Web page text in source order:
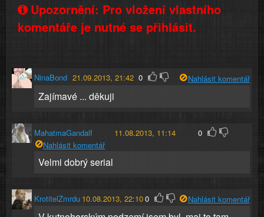
Upozornění: Pro vložení vlastního
komentáře je nutné se přihlásit.
NinaBond 21.09.2013, 21:42 0 Nahlásit komentář
Zajímavé ... děkuji
MahatmaGandalf 11.08.2013, 11:14
0
Nahlásit komentář
Velmi dobrý serial
KrotitelZmrdu 10.08.2013, 22:100 Nahlásit komentář